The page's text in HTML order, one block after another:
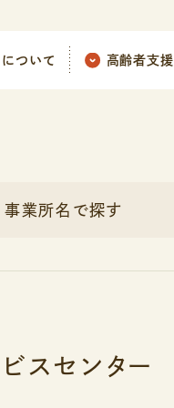
ついて 高齢者支援
事業所名で探す
スセンター